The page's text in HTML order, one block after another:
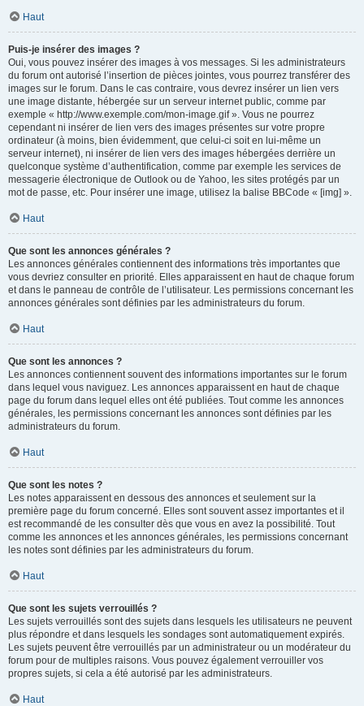
Haut
Puis-je insérer des images ?
Oui, vous pouvez insérer des images à vos messages. Si les administrateurs
du forum ont autorisé l’insertion de pièces jointes, vous pourrez transférer des
images sur le forum. Dans le cas contraire, vous devrez insérer un lien vers
une image distante, hébergée sur un serveur internet public, comme par
exemple « http://www.exemple.com/mon-image.gif ». Vous ne pourrez
cependant ni insérer de lien vers des images présentes sur votre propre
ordinateur (à moins, bien évidemment, que celui-ci soit en lui-même un
serveur internet), ni insérer de lien vers des images hébergées derrière un
quelconque système d’authentification, comme par exemple les services de
messagerie électronique de Outlook ou de Yahoo, les sites protégés par un
mot de passe, etc. Pour insérer une image, utilisez la balise BBCode « [img] ».
Haut
Que sont les annonces générales ?
Les annonces générales contiennent des informations très importantes que
vous devriez consulter en priorité. Elles apparaissent en haut de chaque forum
et dans le panneau de contrôle de l’utilisateur. Les permissions concernant les
annonces générales sont définies par les administrateurs du forum.
Haut
Que sont les annonces ?
Les annonces contiennent souvent des informations importantes sur le forum
dans lequel vous naviguez. Les annonces apparaissent en haut de chaque
page du forum dans lequel elles ont été publiées. Tout comme les annonces
générales, les permissions concernant les annonces sont définies par les
administrateurs du forum.
Haut
Que sont les notes ?
Les notes apparaissent en dessous des annonces et seulement sur la
première page du forum concerné. Elles sont souvent assez importantes et il
est recommandé de les consulter dès que vous en avez la possibilité. Tout
comme les annonces et les annonces générales, les permissions concernant
les notes sont définies par les administrateurs du forum.
Haut
Que sont les sujets verrouillés ?
Les sujets verrouillés sont des sujets dans lesquels les utilisateurs ne peuvent
plus répondre et dans lesquels les sondages sont automatiquement expirés.
Les sujets peuvent être verrouillés par un administrateur ou un modérateur du
forum pour de multiples raisons. Vous pouvez également verrouiller vos
propres sujets, si cela a été autorisé par les administrateurs.
Haut